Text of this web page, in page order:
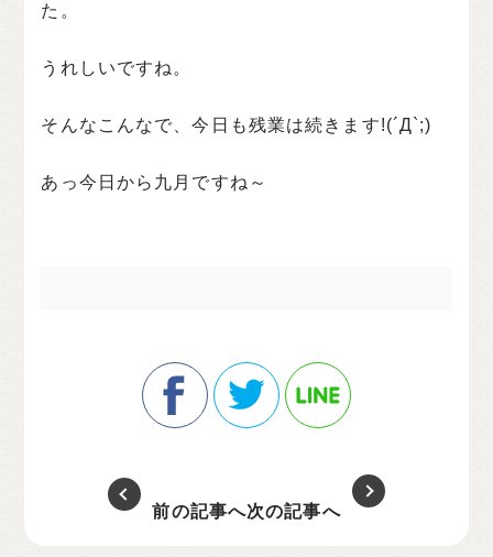
た。
うれしいですね。
そんなこんなで、今日も残業は続きます!(´Д`;)
あっ今日から九月ですね～
前の記事へ次の記事へ